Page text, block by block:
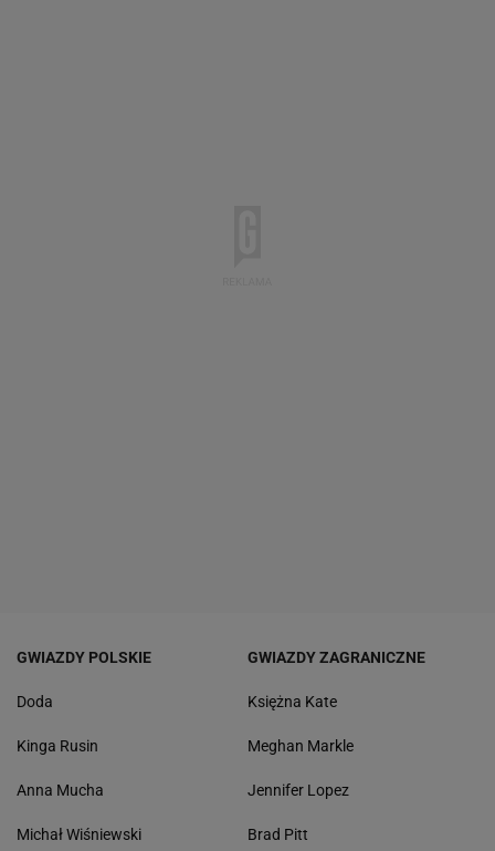
GWIAZDY POLSKIE
Doda
Kinga Rusin
Anna Mucha
Michał Wiśniewski
GWIAZDY ZAGRANICZNE
Księżna Kate
Meghan Markle
Jennifer Lopez
Brad Pitt